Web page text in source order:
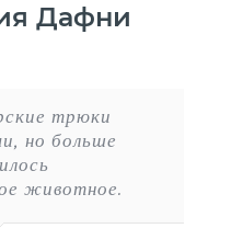
Дафни
трюки
но больше
животное.